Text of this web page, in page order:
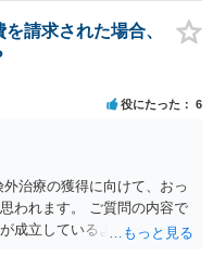
できません。 ただし、残念
する慣行の事業者はありま
こと自体が、均等法９条１
対象となり、事業者が是正
る可能性もあります。 実際
りますが、かなり稀なケー
した解雇は無効であり、損
のようなアクションを取る
あると思いますが、弁護士
思います。 均等法 （婚姻、
の禁止等） 第九条 事業主
産したことを退職理由とし
請求された場合、
役にたった 6
治療の獲得に向けて、おっ
われます。 ご質問の内容で
成立しているように思われ